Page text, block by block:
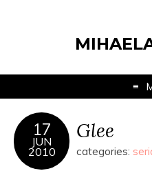
17
JUN
2010
Glee
categories: